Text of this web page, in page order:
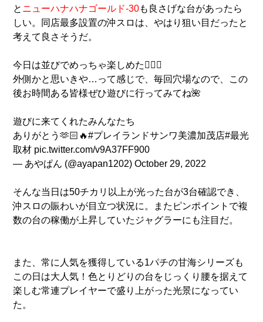
と ニューハナハナゴールド-30も良さげな台があったら
しい。同店最多設置の沖スロは、やはり狙い目だったと
考えて良さそうだ。
今日は並びでめっちゃ楽しめた👩‍❤️‍👨
外側かと思いきや…って感じで、毎回穴場なので、この
後お時間ある皆様ぜひ遊びに行ってみてね🌺
遊びに来てくれたみんなたち
ありがとう🫶🏻🔥#プレイランドサンワ美濃加茂店#最光
取材 pic.twitter.com/v9A37FF900
— あやぱん (@ayapan1202)October 29, 2022
そんな当日は50チカリ以上が光った台が3台確認でき、
沖スロの賑わいが目立つ状況に。またピンポイントで複
数の台の稼働が上昇していたジャグラーにも注目だ。
また、常に人気を獲得している1パチの甘海シリーズも
この日は大人気！色とりどりの台をじっくり腰を据えて
楽しむ常連プレイヤーで盛り上がった光景になってい
た。